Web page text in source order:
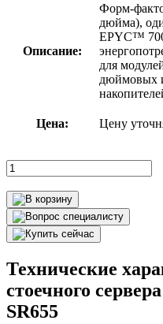
Описание:
Форм-
дюйма),
EPYC™
для
дюймовых
Цена: Цену
Технические
стоечного
SR655